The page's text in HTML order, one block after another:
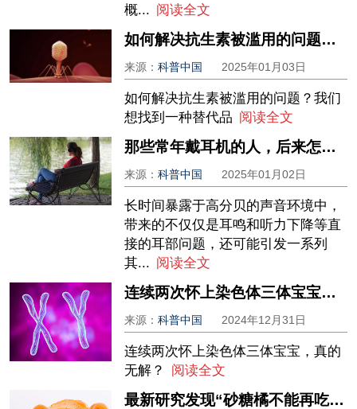
概... 阅读全文
如何解决抗生素被滥用的问题？我们想找到一种替代品
来源：科普中国 2025年01月03日
如何解决抗生素被滥用的问题？我们
想找到一种替代品 阅读全文
那些常年戴耳机的人，后来怎么样了？真的会变聋吗？
来源：科普中国 2025年01月02日
长时间暴露于高分贝的声音环境中，
带来的不仅仅是耳鸣和听力下降等直
接的耳部问题，还可能引发一系列
其... 阅读全文
连续两次怀上染色体三体宝宝，真的无解？
来源：科普中国 2024年12月31日
连续两次怀上染色体三体宝宝，真的
无解？
阅读全文
最新研究发现“砂糖橘不能再吃了”？真相……